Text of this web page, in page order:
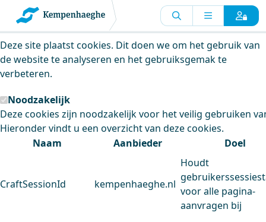
Kempenhaeghe maakt gebruik van
cookies
Deze site plaatst cookies. Dit doen we om het gebruik van
de website te analyseren en het gebruiksgemak te
verbeteren.
Noodzakelijk
Deze cookies zijn noodzakelijk voor het veilig gebruiken
Hieronder vindt u een overzicht van deze cookies.
Naam
Aanbieder Doel
CraftSessionId kempenhaeghe.nl
Houdt
voor alle pagina-
aanvragen bij